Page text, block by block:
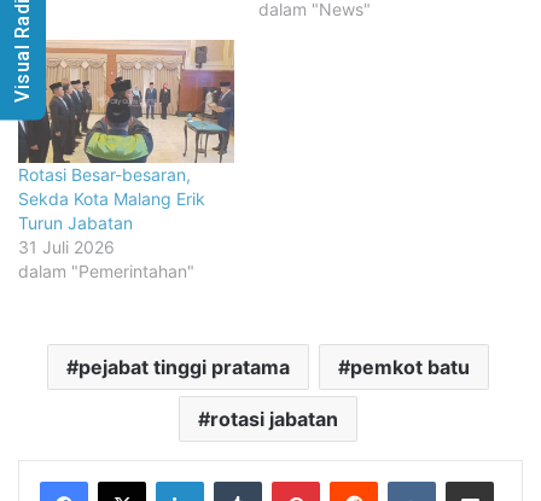
dalam "News"
Rotasi Besar-besaran,
Sekda Kota Malang Erik
Turun Jabatan
31 Juli 2026
dalam "Pemerintahan"
pejabat tinggi pratama pemkot batu
rotasi jabatan
LinkedInTumblr PinterestReddit VKontakteShare via Email
Visual Radio